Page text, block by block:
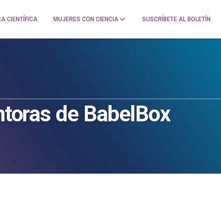
CIENTÍFICA MUJERES CON CIENCIA SUSCRÍBETE AL BOLETÍN
de BabelBox